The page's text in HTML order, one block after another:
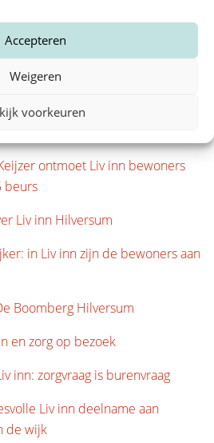
Accepteren
Weigeren
voorkeuren
exclusieve wijk
voor VGME Impact Award
ontmoet Liv inn bewoners
beurs
Liv inn Hilversum
in Liv inn zijn de bewoners aan
Boomberg Hilversum
en zorg op bezoek
inn: zorgvraag is burenvraag
Liv inn deelname aan
de wijk